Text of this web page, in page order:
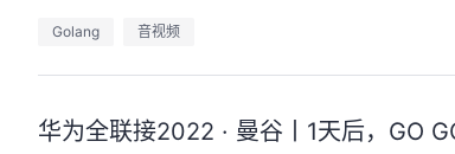
Golang 音视频
华为全联接2022 · 曼谷丨1天后，GO